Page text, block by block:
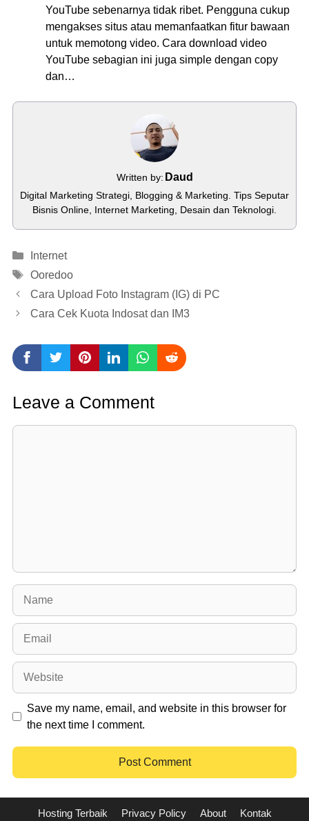
YouTube sebenarnya tidak ribet. Pengguna cukup
mengakses situs atau memanfaatkan fitur bawaan
untuk memotong video. Cara download video
YouTube sebagian ini juga simple dengan copy
dan…
Written by: Daud
Digital Marketing Strategi, Blogging & Marketing. Tips Seputar
Bisnis Online, Internet Marketing, Desain dan Teknologi.
Categories
Internet
Tags
Ooredoo
Cara Upload Foto Instagram (IG) di PC
Cara Cek Kuota Indosat dan IM3
Leave a Comment
Comment
Name
Email
Website
Save my name, email, and website in this browser for
the next time I comment.
Hosting Terbaik Privacy Policy About Kontak